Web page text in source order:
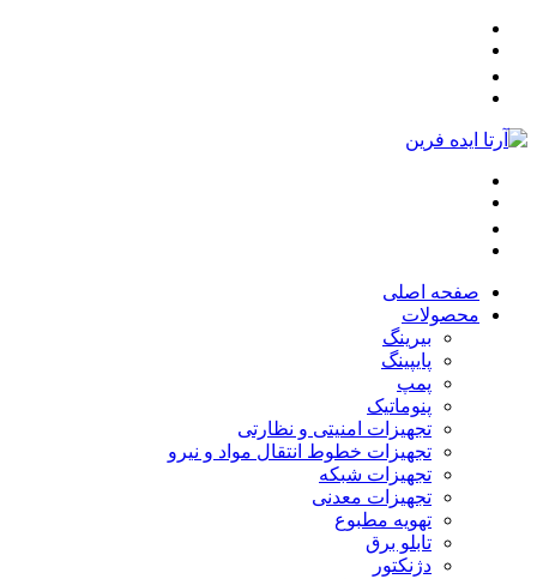
صفحه اصلی
محصولات
بیرینگ
پایپینگ
پمپ
پنوماتیک
تجهیزات امنیتی و نظارتی
تجهیزات خطوط انتقال مواد و نیرو
تجهیزات شبکه
تجهیزات معدنی
تهویه مطبوع
تابلو برق
دژنکتور